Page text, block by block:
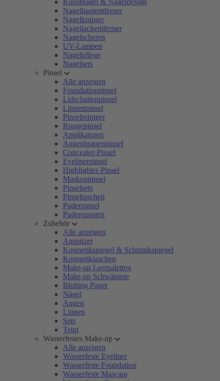
Kunstnägel & Nageldesign
Nagelhautentferner
Nagelknipser
Nagellackentferner
Nagelscheren
UV-Lampen
Nagelpflege
Nagelsets
Pinsel
Alle anzeigen
Foundationpinsel
Lidschattenpinsel
Lippenpinsel
Pinselreiniger
Rougepinsel
Applikatoren
Augenbrauenpinsel
Concealer-Pinsel
Eyelinerpinsel
Highlighter-Pinsel
Maskenpinsel
Pinselsets
Pinseltaschen
Puderpinsel
Puderquasten
Zubehör
Alle anzeigen
Anspitzer
Kosmetikspiegel & Schminkspiegel
Kosmetiktaschen
Make-up Leerpaletten
Make-up Schwämme
Blotting Paper
Nägel
Augen
Lippen
Sets
Teint
Wasserfestes Make-up
Alle anzeigen
Wasserfeste Eyeliner
Wasserfeste Foundation
Wasserfeste Mascara